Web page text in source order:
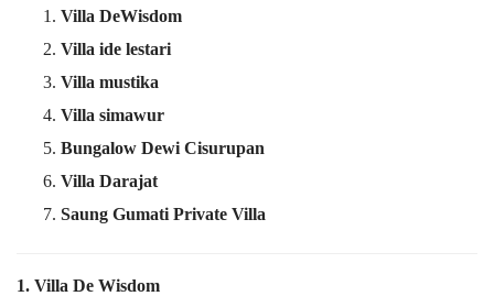
Villa DeWisdom
Villa ide lestari
Villa mustika
Villa simawur
Bungalow Dewi Cisurupan
Villa Darajat
Saung Gumati Private Villa
1. Villa De Wisdom